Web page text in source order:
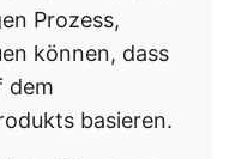
Prozess,
können, dass
dem
basieren.